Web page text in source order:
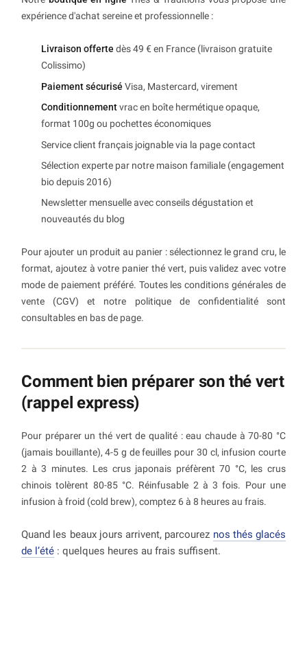
expérience d'achat sereine et professionnelle :
Livraison offerte dès 49 € en France (livraison gratuite
Colissimo)
Paiement sécurisé Visa, Mastercard, virement
Conditionnementvrac en boîte hermétique opaque,
format 100g ou pochettes économiques
Service client français joignable via la page contact
Sélection experte par notre maison familiale (engagement
bio depuis 2016)
Newsletter mensuelle avec conseils dégustation et
nouveautés du blog
Pour ajouter un produit au panier : sélectionnez le grand cru, le
format, ajoutez à votre panier thé vert, puis validez avec votre
mode de paiement préféré. Toutes les conditions générales de
vente (CGV) et notre politique de confidentialité sont
consultables en bas de page.
Comment bien préparer son thé vert
(rappel express)
Pour préparer un thé vert de qualité : eau chaude à 70-80 °C
(jamais bouillante), 4-5 g de feuilles pour 30 cl, infusion courte
2 à 3 minutes. Les crus japonais préfèrent 70 °C, les crus
chinois tolèrent 80-85 °C. Réinfusable 2 à 3 fois. Pour une
infusion à froid (cold brew), comptez 6 à 8 heures au frais.
Quand les beaux jours arrivent, parcourez nos thés glacés
de l’été : quelques heures au frais suffisent.